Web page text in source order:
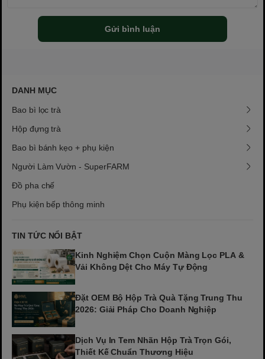
Gửi bình luận
DANH MỤC
Bao bì lọc trà
Hộp đựng trà
Bao bì bánh kẹo + phụ kiện
Người Làm Vườn - SuperFARM
Đồ pha chế
Phụ kiện bếp thông minh
TIN TỨC NỔI BẬT
Kinh Nghiệm Chọn Cuộn Màng Lọc PLA &
Vải Không Dệt Cho Máy Tự Động
Đặt OEM Bộ Hộp Trà Quà Tặng Trung Thu
2026: Giải Pháp Cho Doanh Nghiệp
Dịch Vụ In Tem Nhãn Hộp Trà Trọn Gói,
Thiết Kế Chuẩn Thương Hiệu